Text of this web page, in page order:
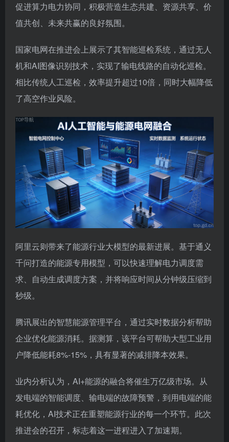
促进算力电力协同，积极营造生态共建、资源共享、价
值共创、未来共赢的良好氛围。
国家电网在推进会上展示了其智能巡检系统，通过无人
机和AI图像识别技术，实现了输电线路的自动化巡检。
相比传统人工巡检，效率提升超过10倍，同时大幅降低
了高空作业风险。
阿里云则带来了能源行业大模型的最新进展。基于通义
千问打造的能源专用模型，可以快速理解电力调度需
求、自动生成调度方案，并将响应时间从分钟级压缩到
秒级。
腾讯展出的智慧能源管理平台，通过实时数据分析帮助
企业优化能源消耗。据测算，该平台可帮助大型工业用
户降低能耗8%-15%，具有显著的减排降本效果。
业内分析认为，AI+能源的融合将催生万亿级市场。从
发电端的智能调度、输电端的故障预警，到用电端的能
耗优化，AI技术正在重塑能源行业的每一个环节。此次
推进会的召开，标志着这一进程进入了加速期。